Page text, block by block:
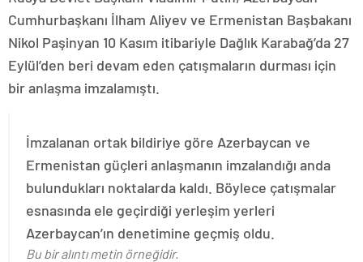
Cumhurbaşkanı İlham Aliyev ve Ermenistan Başbakanı
Nikol Paşinyan 10 Kasım itibariyle Dağlık Karabağ’da 27
Eylül’den beri devam eden çatışmaların durması için
bir anlaşma imzalamıştı.
İmzalanan ortak bildiriye göre Azerbaycan ve
Ermenistan güçleri anlaşmanın imzalandığı anda
bulundukları noktalarda kaldı. Böylece çatışmalar
esnasında ele geçirdiği yerleşim yerleri
Azerbaycan’ın denetimine geçmiş oldu.
Bu bir alıntı metin örneğidir.